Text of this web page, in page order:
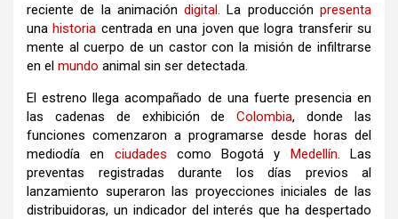
reciente de la animacióndigital. La producciónpresenta
unahistoria centrada en una joven que logra transferir su
mente al cuerpo de un castor con la misión de infiltrarse
en el mundo animal sin ser detectada.
El estreno llega acompañado de una fuerte presencia en
las cadenas de exhibición deColombia, donde las
funciones comenzaron a programarse desde horas del
mediodía en ciudades como Bogotá y Medellín. Las
preventas registradas durante los días previos al
lanzamiento superaron las proyecciones iniciales de las
distribuidoras, un indicador del interés que ha despertado